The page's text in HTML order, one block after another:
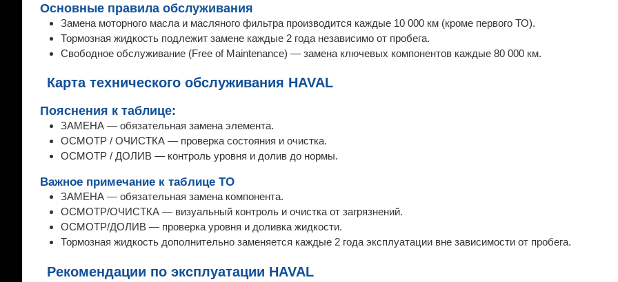
Основные правила обслуживания
Замена моторного масла и масляного фильтра производится каждые 10 000 км (кроме первого ТО).
Тормозная жидкость подлежит замене каждые 2 года независимо от пробега.
Свободное обслуживание (Free of Maintenance) — замена ключевых компонентов каждые 80 000 км.
Карта технического обслуживания HAVAL
Пояснения к таблице:
ЗАМЕНА — обязательная замена элемента.
ОСМОТР / ОЧИСТКА — проверка состояния и очистка.
ОСМОТР / ДОЛИВ — контроль уровня и долив до нормы.
Важное примечание к таблице ТО
ЗАМЕНА — обязательная замена компонента.
ОСМОТР/ОЧИСТКА — визуальный контроль и очистка от загрязнений.
ОСМОТР/ДОЛИВ — проверка уровня и доливка жидкости.
Тормозная жидкость дополнительно заменяется каждые 2 года эксплуатации вне зависимости от пробега.
Рекомендации по эксплуатации HAVAL